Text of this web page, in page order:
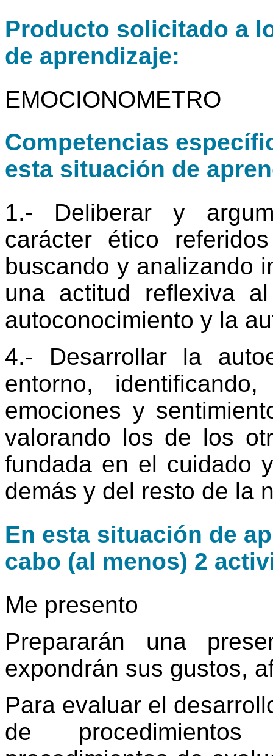
Producto solicitado a
de aprendizaje:
EMOCIONOMETRO
Competencias
esta situación de
1.- Deliberar y
carácter ético
buscando y analizando
una actitud reflexiva
autoconocimiento y la
4.- Desarrollar la
entorno,
emociones y
valorando los de los
fundada en el cuidado
demás y del resto de la
En esta situación de
cabo (al menos) 2
Me presento
Prepararán una
expondrán sus gustos,
Para evaluar el
de